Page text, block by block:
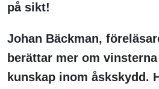
på sikt!
Johan Bäckman,
berättar mer om vinsterna
kunskap inom åskskydd.